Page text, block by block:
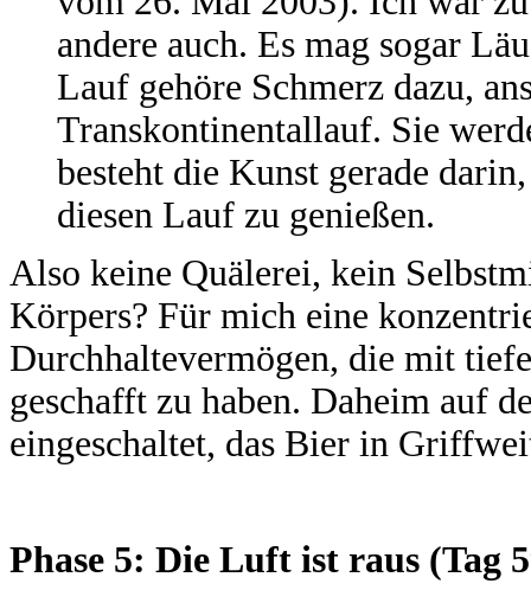
andere auch. Es mag sogar
Lauf gehöre Schmerz dazu,
Transkontinentallauf. Sie
besteht die Kunst gerade
diesen Lauf zu genießen.
Also keine Quälerei, kein
Körpers? Für mich eine
Durchhaltevermögen, die mit
geschafft zu haben. Daheim auf
eingeschaltet, das Bier in
Phase 5: Die Luft ist raus (Tag